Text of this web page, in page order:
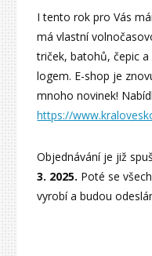
I tento rok pro Vás
má vlastní
triček, batohů, čepic
logem. E-shop je
mnoho novinek!
https://
Objednávání je již
3. 2025. Poté se
vyrobí a budou